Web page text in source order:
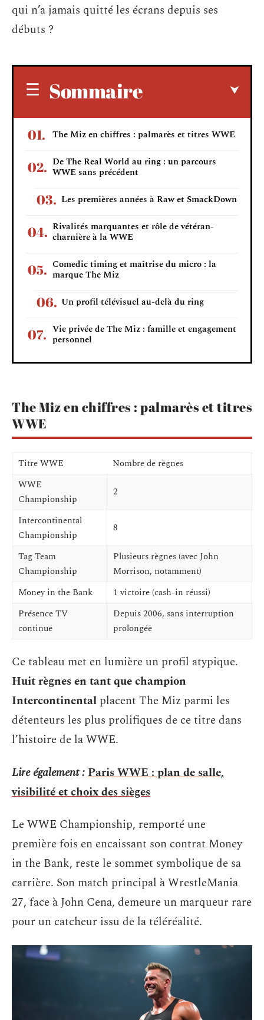
qui n’a jamais quitté les écrans depuis ses
débuts ?
Sommaire
The Miz en chiffres : palmarès et titres WWE
De The Real World au ring : un parcours
WWE sans précédent
Les premières années à Raw et SmackDown
Rivalités marquantes et rôle de vétéran-
charnière à la WWE
Comedic timing et maîtrise du micro : la
marque The Miz
Un profil télévisuel au-delà du ring
Vie privée de The Miz : famille et engagement
personnel
The Miz en chiffres : palmarès et titres
WWE
Titre WWE
Nombre de règnes
WWE
Championship
2
Intercontinental
Championship
8
Tag Team
Championship
Plusieurs règnes (avec John
Morrison, notamment)
Money in the Bank
1 victoire (cash-in réussi)
Présence TV
continue
Depuis 2006, sans interruption
prolongée
Ce tableau met en lumière un profil atypique.
Huit règnes en tant que champion
Intercontinental placent The Miz parmi les
détenteurs les plus prolifiques de ce titre dans
l’histoire de la WWE.
Lire également :Paris WWE : plan de salle,
visibilité et choix des sièges
Le WWE Championship, remporté une
première fois en encaissant son contrat Money
in the Bank, reste le sommet symbolique de sa
carrière. Son match principal à WrestleMania
27, face à John Cena, demeure un marqueur rare
pour un catcheur issu de la téléréalité.